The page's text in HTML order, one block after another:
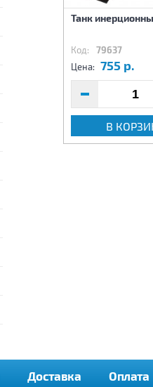
Танк
Код: 79637
Цена: 755 р.
В
Доставка Оплата